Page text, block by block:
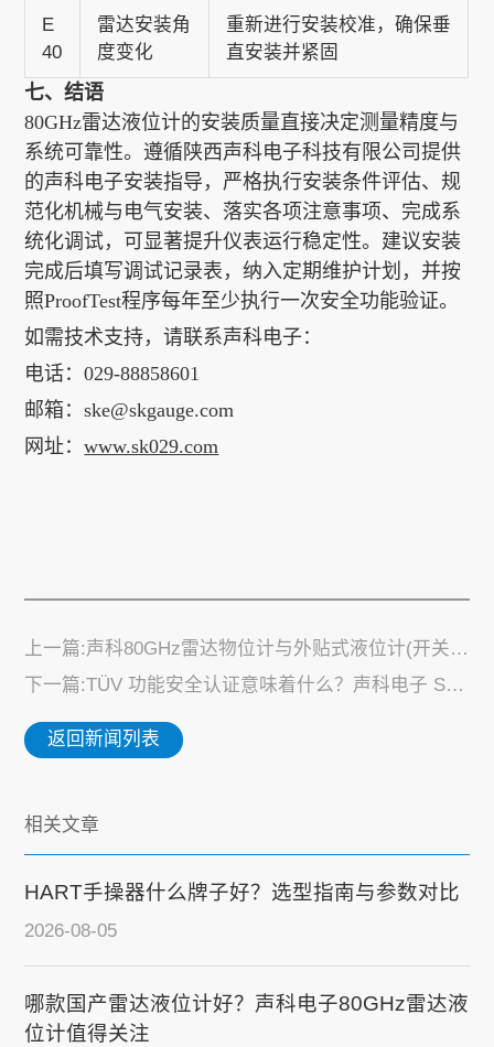
E
40
雷达安装角
度变化
重新进行安装校准，确保垂
直安装并紧固
七、结语
80GHz雷达液位计的安装质量直接决定测量精度与
系统可靠性。遵循陕西声科电子科技有限公司提供
的声科电子安装指导，严格执行安装条件评估、规
范化机械与电气安装、落实各项注意事项、完成系
统化调试，可显著提升仪表运行稳定性。建议安装
完成后填写调试记录表，纳入定期维护计划，并按
照ProofTest程序每年至少执行一次安全功能验证。
如需技术支持，请联系声科电子：
电话：029-88858601
邮箱：ske@skgauge.com
网址：www.sk029.com
上一篇:声科80GHz雷达物位计与外贴式液位计(开关)通过德国TÜV SIL2/SIL3功能安全认证！
下一篇:TÜV 功能安全认证意味着什么？声科电子 SK-R系列80GHz雷达物位计的权威实力解析
返回新闻列表
相关文章
HART手操器什么牌子好？选型指南与参数对比
2026-08-05
哪款国产雷达液位计好？声科电子80GHz雷达液
位计值得关注